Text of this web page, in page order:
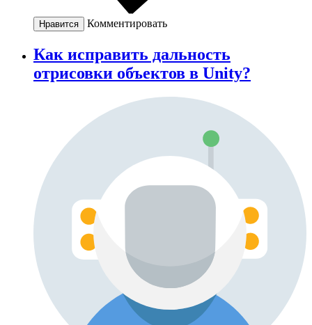
Нравится Комментировать
Как исправить дальность
отрисовки объектов в Unity?